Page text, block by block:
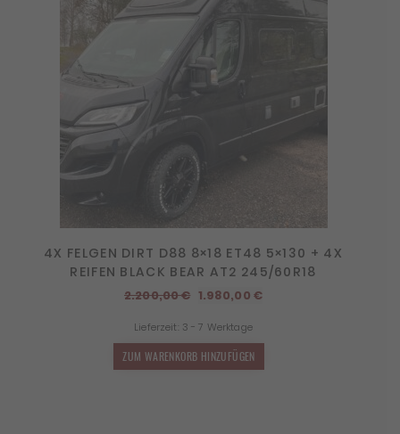
4X FELGEN DIRT D88 8×18 ET48 5×130 + 4X
REIFEN BLACK BEAR AT2 245/60R18
2.200,00€ Ursprünglicher
war:
2.200,00 €
1.980,00 €Aktueller
Lieferzeit: 3 - 7 Werktage
ZUM WARENKORB HINZUFÜGEN